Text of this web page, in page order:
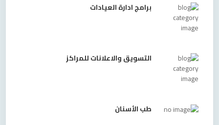
برامج ادارة العيادات
التسويق والاعلانات للمراكز
طب الأسنان